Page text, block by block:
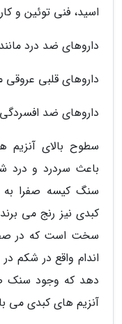
اسید، فنی توئین و
داروهای ضد درد
داروهای قلبی عروقی
داروهای ضد
سطوح بالای
باعث سردرد و درد
سنگ کیسه صفرا به
کبدی نیز رنج می
سخت است که در
اندام واقع در شکم
دهد که وجود سنک
آنزیم های کبدی می